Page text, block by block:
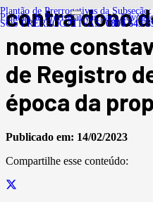
Plantão de Prerrogativas da
Plantão de Prerrogativas para
SOS PRERROGATIVAS:0800 643
contra dono
nome
de Registro
época da
Publicado em: 14/02/2023
Compartilhe esse conteúdo: